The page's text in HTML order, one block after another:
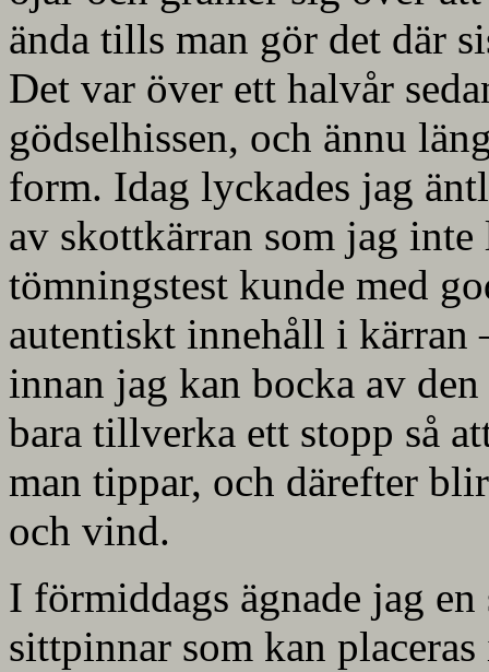
ända tills man gör det där
Det var över ett halvår
gödselhissen, och ännu
form. Idag lyckades jag
av skottkärran som jag
tömningstest kunde med
autentiskt innehåll i kärran
innan jag kan bocka av
bara tillverka ett stopp så
man tippar, och därefter
och vind.
I förmiddags ägnade jag
sittpinnar som kan